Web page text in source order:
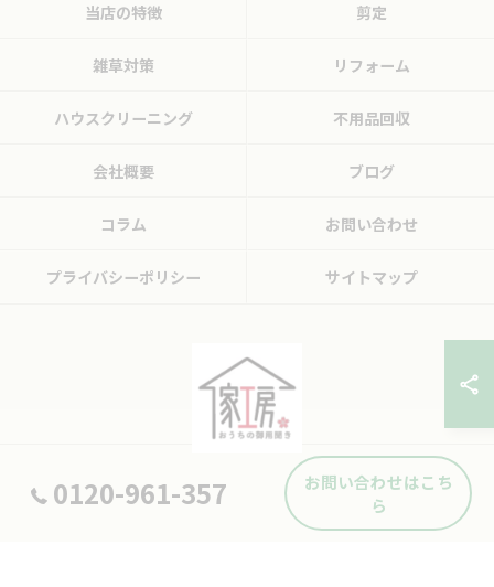
0120-961-357
お問い合わせはこち
ら
当店の特徴 剪定
雑草対策 リフォーム
ハウスクリーニング 不用品回収
会社概要 ブログ
コラム お問い合わせ
プライバシーポリシー サイトマップ
© 2026 広島県東広島市の便利屋ならおうちの御用聞き家工房 八本松店 ALL
RIGHTS RESERVED.